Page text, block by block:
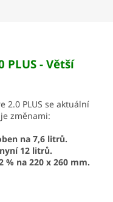
PLUS - Větší
2.0 PLUS se aktuální
změnami:
na 7,6 litrů.
12 litrů.
na 220 x 260 mm.